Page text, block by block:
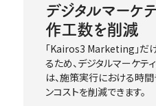
デジタルマーケ
作工数を削減
｢Kairos3 Marketing｣だ
るため、デジタルマーケテ
は、施策実行における時間
ンコストを削減できます。